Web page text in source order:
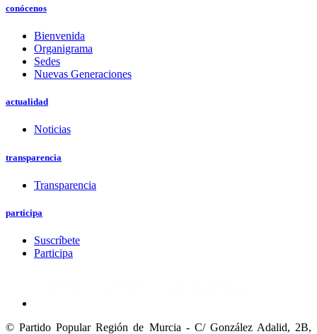
conócenos
Bienvenida
Organigrama
Sedes
Nuevas Generaciones
actualidad
Noticias
transparencia
Transparencia
participa
Suscríbete
Participa
© Partido Popular Región de Murcia - C/ González Adalid, 2B,